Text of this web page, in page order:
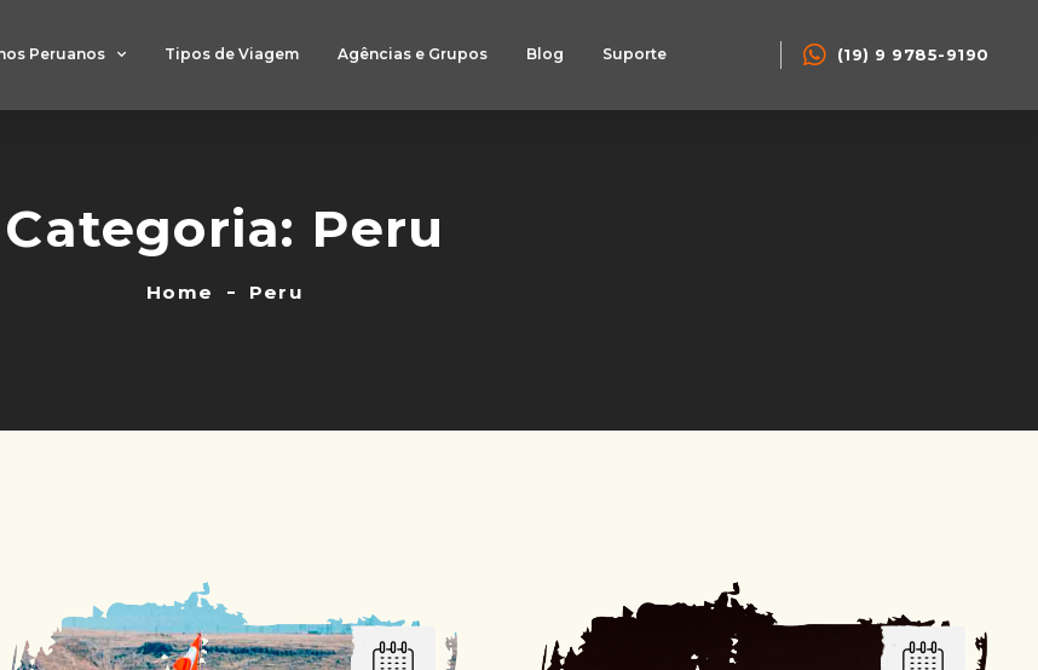
Peruanos Tipos de Viagem Agências e Grupos Blog Suporte (19) 9 9785-9190
Categoria: Peru
Home Peru